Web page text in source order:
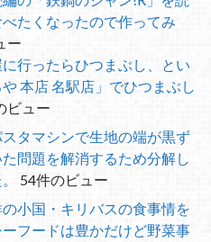
たくなったので作ってみ
ー
に行ったらひつまぶし、とい
本店 名駅店」でひつまぶし
ビュー
スタマシンで生地の端が黒ず
問題を解消するため分解し
54件のビュー
の小国・キリバスの食事情を
フードは豊かだけど野菜事